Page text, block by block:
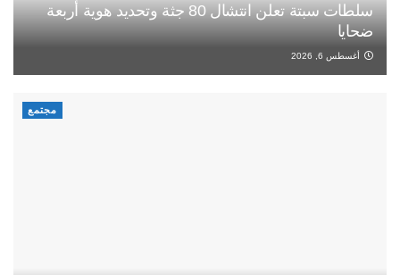
سلطات سبتة تعلن انتشال 80 جثة وتحديد هوية أربعة
ضحايا
أغسطس 6, 2026
مجتمع